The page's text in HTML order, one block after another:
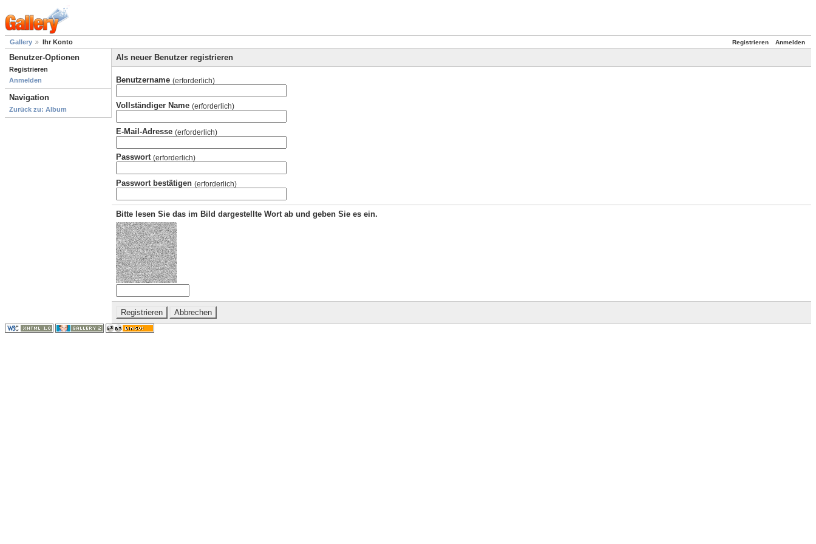
Registrieren Anmelden
Gallery Ihr Konto
Benutzer-Optionen
Registrieren
Anmelden
Navigation
Zurück zu: Album
Als neuer Benutzer registrieren
Benutzername (erforderlich)
Vollständiger Name (erforderlich)
E-Mail-Adresse (erforderlich)
Passwort (erforderlich)
Passwort bestätigen (erforderlich)
Bitte lesen Sie das im Bild dargestellte Wort ab und geben Sie es ein.